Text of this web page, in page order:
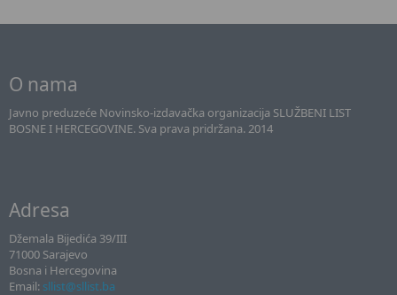
O nama
Javno preduzeće Novinsko-izdavačka organizacija SLUŽBENI LIST
BOSNE I HERCEGOVINE. Sva prava pridržana. 2014
Adresa
Džemala Bijedića 39/III
71000 Sarajevo
Bosna i Hercegovina
Email: sllist@sllist.ba